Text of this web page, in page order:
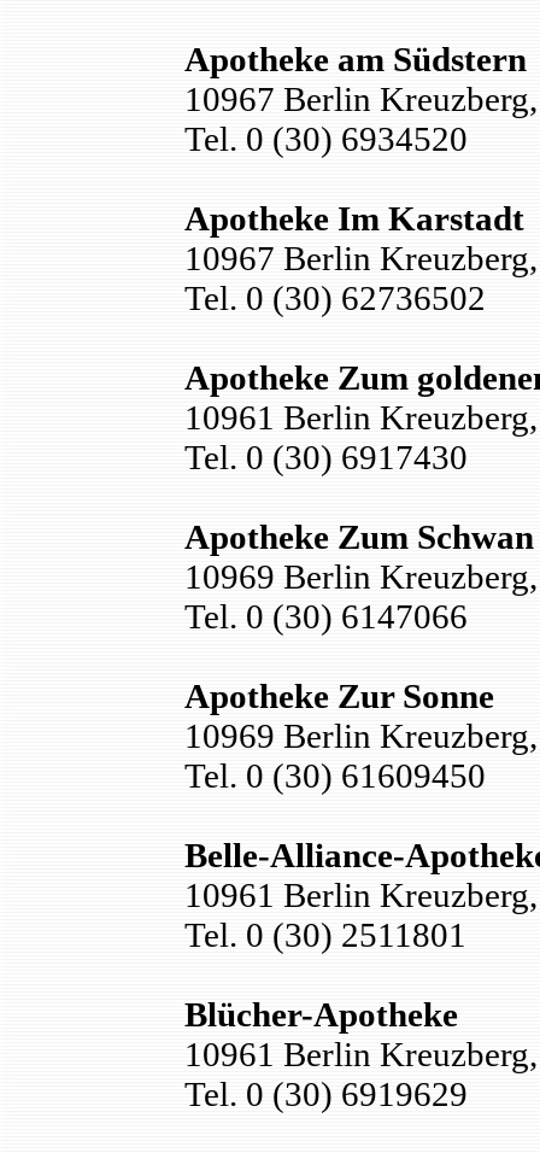
Apotheke am Südstern
10967 Berlin
Tel. 0 (30) 6934520
Apotheke Im Karstadt
10967 Berlin
Tel. 0 (30) 62736502
Apotheke Zum
10961 Berlin
Tel. 0 (30) 6917430
Apotheke Zum Schwan
10969 Berlin
Tel. 0 (30) 6147066
Apotheke Zur Sonne
10969 Berlin
Tel. 0 (30) 61609450
Belle-Alliance-
10961 Berlin
Tel. 0 (30) 2511801
Blücher-Apotheke
10961 Berlin
Tel. 0 (30) 6919629